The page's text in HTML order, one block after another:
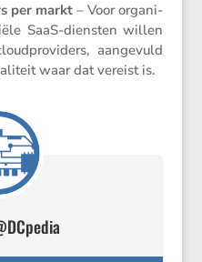
per markt – Voor organi­
SaaS-diensten willen
aange­vuld
waar dat vereist is.